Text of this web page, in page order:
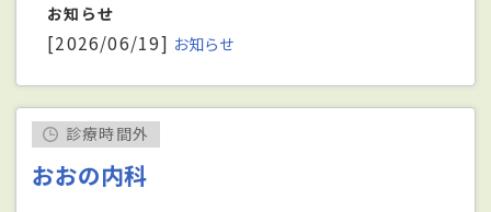
お知らせ
[2026/06/19] お知らせ
診療時間外
おおの内科